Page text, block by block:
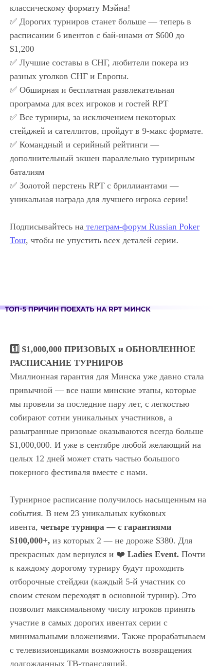
классическому формату Мэйна!
✅ Дорогих турниров станет больше — теперь в
расписании 6 ивентов с бай-инами от $600 до
$1,200
✅ Лучшие составы в СНГ, любители покера из
разных уголков СНГ и Европы.
✅ Обширная и бесплатная развлекательная
программа для всех игроков и гостей RPT
✅ Все турниры, за исключением некоторых
стейджей и сателлитов, пройдут в 9-макс формате.
✅ Командный и серийный рейтинги —
дополнительный экшен параллельно турнирным
баталиям
✅ Золотой перстень RPT с бриллиантами —
уникальная награда для лучшего игрока серии!
Подписывайтесь на телеграм-форум Russian Poker
Tour, чтобы не упустить всех деталей серии.
1️⃣ $1,000,000 ПРИЗОВЫХ и ОБНОВЛЕННОЕ
РАСПИСАНИЕ ТУРНИРОВ
Миллионная гарантия для Минска уже давно стала
привычной — все наши минские этапы, которые
мы провели за последние пару лет, с легкостью
собирают сотни уникальных участников, а
разыгранные призовые оказываются всегда больше
$1,000,000. И уже в сентябре любой желающий на
целых 12 дней может стать частью большого
покерного фестиваля вместе с нами.
Турнирное расписание получилось насыщенным на
события. В нем 23 уникальных кубковых
ивента, четыре турнира — с гарантиями
$100,000+, из которых 2 — не дороже $380. Для
прекрасных дам вернулся и ❤️ Ladies Event. Почти
к каждому дорогому турниру будут проходить
отборочные стейджи (каждый 5-й участник со
своим стеком переходят в основной турнир). Это
позволит максимальному числу игроков принять
участие в самых дорогих ивентах серии с
минимальными вложениями. Также прорабатываем
с телевизионщиками возможность возвращения
долгожданных ТВ-трансляций.